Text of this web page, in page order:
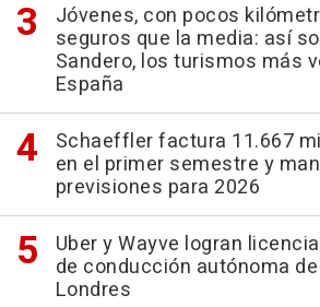
Jóvenes, con pocos
seguros que la media: así
Sandero, los turismos más
España
Schaeffler factura 11.667
en el primer semestre y
previsiones para 2026
Uber y Wayve logran
de conducción autónoma
Londres